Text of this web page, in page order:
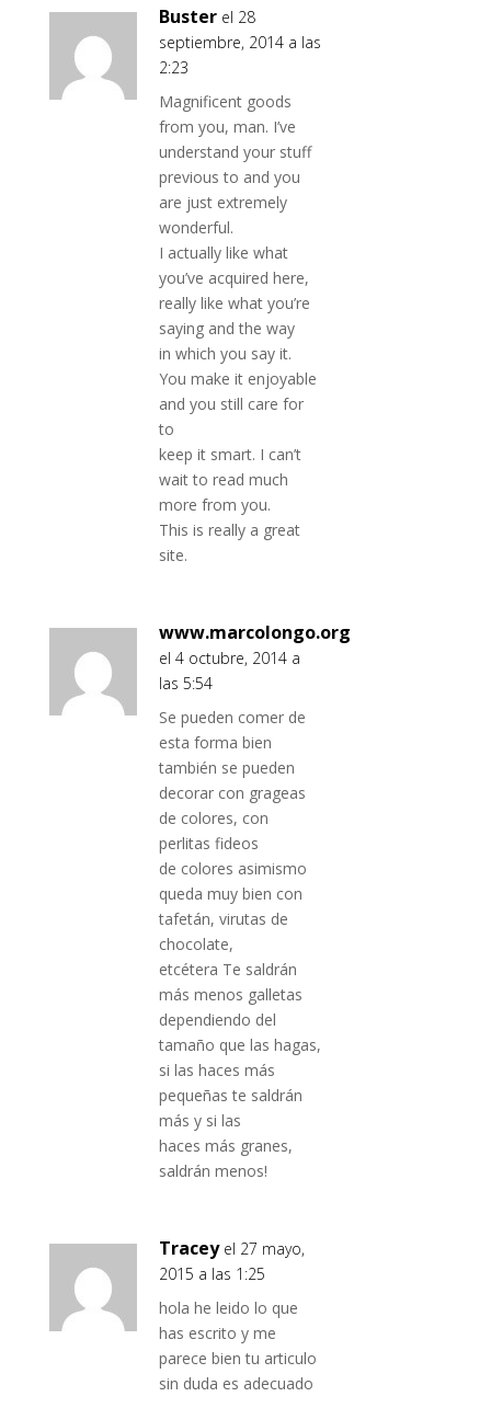
Buster el 28
septiembre, 2014 a las
2:23
Magnificent goods
from you, man. I’ve
understand your stuff
previous to and you
are just extremely
wonderful.
I actually like what
you’ve acquired here,
really like what you’re
saying and the way
in which you say it.
You make it enjoyable
and you still care for
to
keep it smart. I can’t
wait to read much
more from you.
This is really a great
site.
www.marcolongo.org
el 4 octubre, 2014 a
las 5:54
Se pueden comer de
esta forma bien
también se pueden
decorar con grageas
de colores, con
perlitas fideos
de colores asimismo
queda muy bien con
tafetán, virutas de
chocolate,
etcétera Te saldrán
más menos galletas
dependiendo del
tamaño que las hagas,
si las haces más
pequeñas te saldrán
más y si las
haces más granes,
saldrán menos!
Tracey el 27 mayo,
2015 a las 1:25
hola he leido lo que
has escrito y me
parece bien tu articulo
sin duda es adecuado